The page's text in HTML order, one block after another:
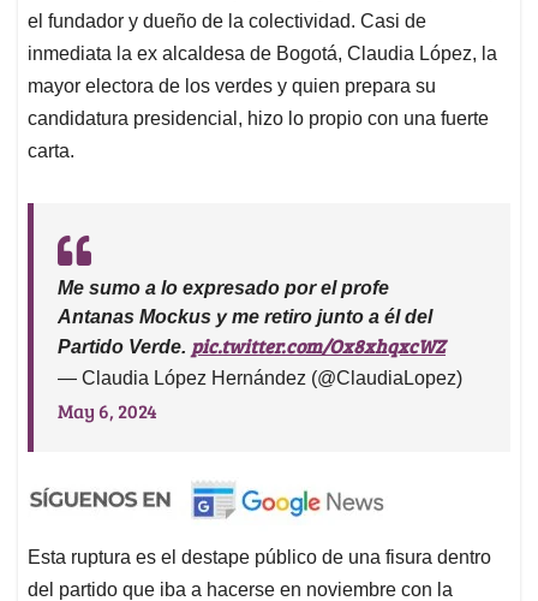
el fundador y dueño de la colectividad. Casi de
inmediata la ex alcaldesa de Bogotá, Claudia López, la
mayor electora de los verdes y quien prepara su
candidatura presidencial, hizo lo propio con una fuerte
carta.
Me sumo a lo expresado por el profe
Antanas Mockus y me retiro junto a él del
Partido Verde. pic.twitter.com/Ox8xhqxcWZ
— Claudia López Hernández (@ClaudiaLopez)
May 6, 2024
Esta ruptura es el destape público de una fisura dentro
del partido que iba a hacerse en noviembre con la